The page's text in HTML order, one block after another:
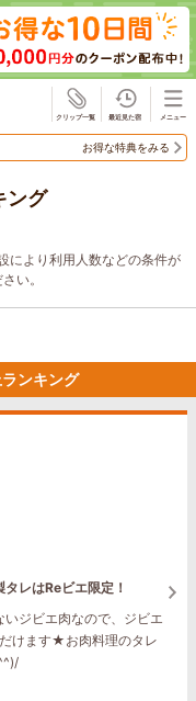
お得な特典をみる
ング
により利用人数などの条件が
い。
ンキング
レはReビエ限定！
ジビエ肉なので、ジビエ
けます★お肉料理のタレ